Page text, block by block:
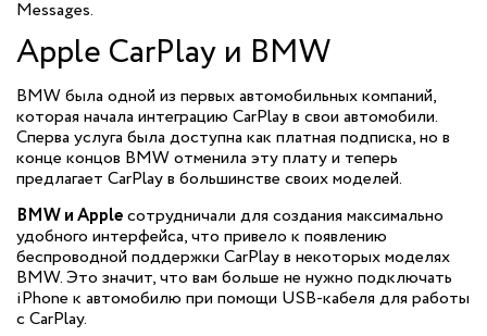
Messages.
Apple CarPlay и BMW
BMW была одной из первых автомобильных компаний,
которая начала интеграцию CarPlay в свои автомобили.
Сперва услуга была доступна как платная подписка, но в
конце концов BMW отменила эту плату и теперь
предлагает CarPlay в большинстве своих моделей.
BMW и Appleсотрудничали для создания максимально
удобного интерфейса, что привело к появлению
беспроводной поддержки CarPlay в некоторых моделях
BMW. Это значит, что вам больше не нужно подключать
iPhone к автомобилю при помощи USB-кабеля для работы
с CarPlay.